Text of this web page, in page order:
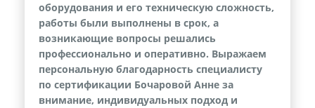
оборудования и его техническую сложность,
работы были выполнены в срок, а
возникающие вопросы решались
профессионально и оперативно. Выражаем
персональную благодарность специалисту
по сертификации Бочаровой Анне за
внимание, индивидуальных подход и